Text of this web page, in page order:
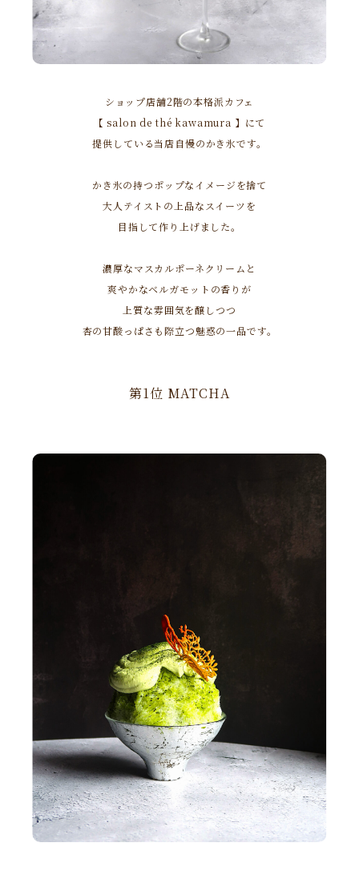
ショップ店舗2階の本格派カフェ
【 salon de thé kawamura 】にて
提供している当店自慢のかき氷です。
かき氷の持つポップなイメージを捨て
大人テイストの上品なスイーツを
目指して作り上げました。
濃厚なマスカルポーネクリームと
爽やかなベルガモットの香りが
上質な雰囲気を醸しつつ
杏の甘酸っぱさも際立つ魅惑の一品です。
第1位 MATCHA